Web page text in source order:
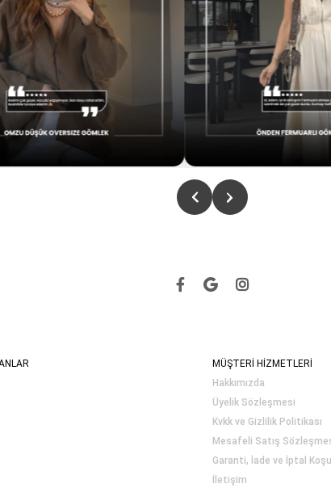
MÜŞTERİ HİZMETLERİ
Hakkımızda
Üyelik Sözleşmesi
Kvkk ve Gizlilik Politikası
Mesafeli Satış
Garanti, İade ve İptal
İletişim